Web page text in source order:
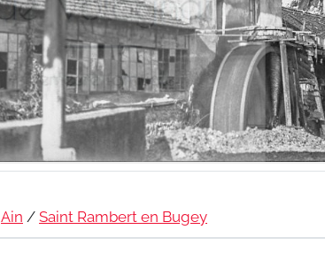
Ain / Saint Rambert en Bugey